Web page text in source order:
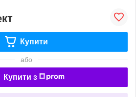
Купити
або
Купити з